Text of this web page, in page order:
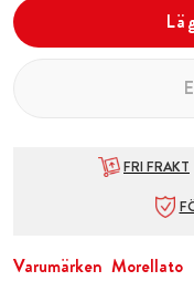
FRI FRAKT
Varumärken Morellato